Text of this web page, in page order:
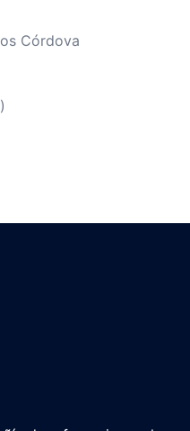
Córdova